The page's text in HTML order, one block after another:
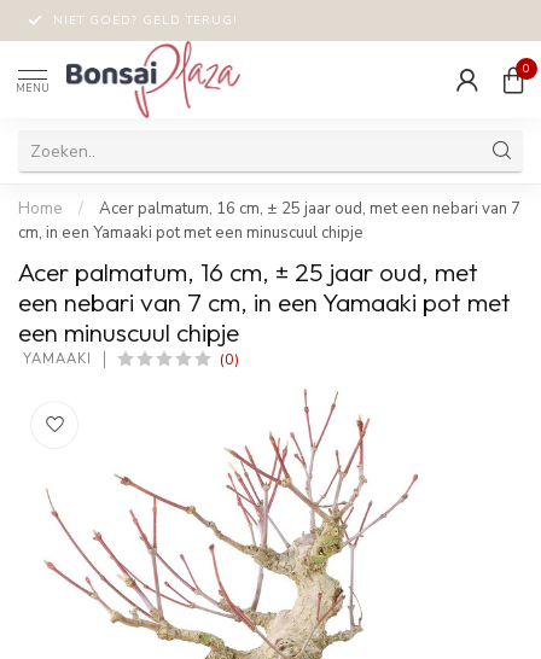
NIET GOED? GELD TERUG!
MENU
0
Home /
Acer palmatum, 16 cm, ± 25 jaar oud, met een nebari van 7
cm, in een Yamaaki pot met een minuscuul chipje
Acer palmatum, 16 cm, ± 25 jaar oud, met
een nebari van 7 cm, in een Yamaaki pot met
een minuscuul chipje
YAMAAKI (0)